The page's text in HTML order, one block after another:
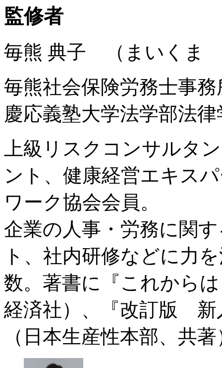
監修者
毎熊 典子 （まいくま
毎熊社会保険労務士事
慶応義塾大学法学部法
上級リスクコンサルタ
ント、健康経営エキス
ワーク協会会員。
企業の人事・労務に関
ト、社内研修などに力
数。著書に『これから
経済社）、『改訂版 新
（日本生産性本部、共